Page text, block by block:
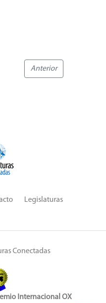
Anterior
Legislaturas
Conectadas
Internacional OX